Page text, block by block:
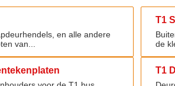
en alle andere
van...
T1
T1
de
T1
T1